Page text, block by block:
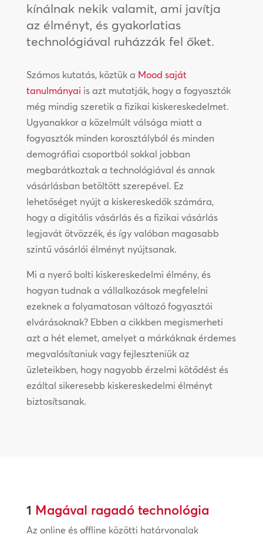
kínálnak nekik valamit, ami javítja
az élményt, és gyakorlatias
technológiával ruházzák fel őket.
Számos kutatás, köztük a Mood saját
tanulmányai is azt mutatják, hogy a fogyasztók
még mindig szeretik a fizikai kiskereskedelmet.
Ugyanakkor a közelmúlt válsága miatt a
fogyasztók minden korosztályból és minden
demográfiai csoportból sokkal jobban
megbarátkoztak a technológiával és annak
vásárlásban betöltött szerepével. Ez
lehetőséget nyújt a kiskereskedők számára,
hogy a digitális vásárlás és a fizikai vásárlás
legjavát ötvözzék, és így valóban magasabb
szintű vásárlói élményt nyújtsanak.
Mi a nyerő bolti kiskereskedelmi élmény, és
hogyan tudnak a vállalkozások megfelelni
ezeknek a folyamatosan változó fogyasztói
elvárásoknak? Ebben a cikkben megismerheti
azt a hét elemet, amelyet a márkáknak érdemes
megvalósítaniuk vagy fejleszteniük az
üzleteikben, hogy nagyobb érzelmi kötődést és
ezáltal sikeresebb kiskereskedelmi élményt
biztosítsanak.
1 Magával ragadó technológia
Az online és offline közötti határvonalak